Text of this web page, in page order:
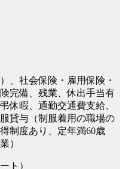
、社会保険・雇用保険・
完備、残業、休出手当有
休暇、通勤交通費支給、
貸与（制服着用の職場の
制度あり、定年満60歳
）
ト）